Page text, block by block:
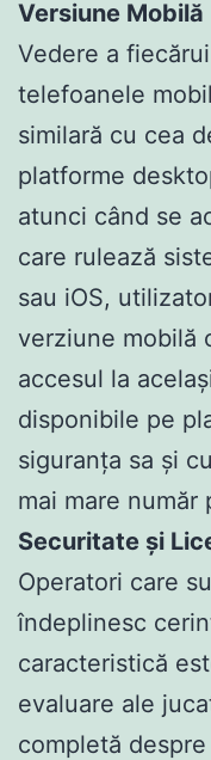
Versiune Mobilă
Vedere a
telefoanele
similară cu cea
platforme
atunci când se
care rulează
sau iOS,
verziune mobilă
accesul la
disponibile pe
siguranța sa și
mai mare număr
Securitate și
Operatori care
îndeplinesc
caracteristică
evaluare ale
completă